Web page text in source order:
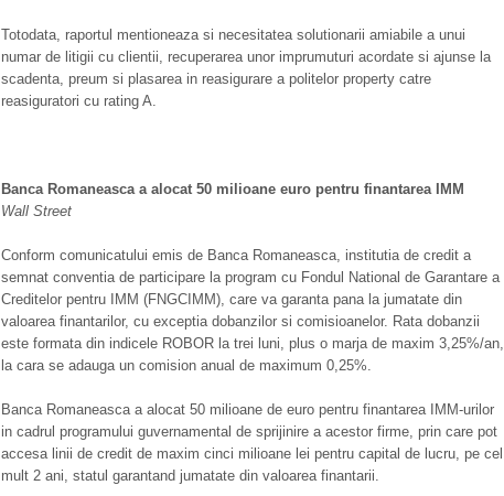
Totodata, raportul mentioneaza si necesitatea solutionarii amiabile a unui
numar de litigii cu clientii, recuperarea unor imprumuturi acordate si ajunse la
scadenta, preum si plasarea in reasigurare a politelor property catre
reasiguratori cu rating A.
Banca Romaneasca a alocat 50 milioane euro pentru finantarea IMM
Wall Street
Conform comunicatului emis de Banca Romaneasca, institutia de credit a
semnat conventia de participare la program cu Fondul National de Garantare a
Creditelor pentru IMM (FNGCIMM), care va garanta pana la jumatate din
valoarea finantarilor, cu exceptia dobanzilor si comisioanelor. Rata dobanzii
este formata din indicele ROBOR la trei luni, plus o marja de maxim 3,25%/an,
la cara se adauga un comision anual de maximum 0,25%.
Banca Romaneasca a alocat 50 milioane de euro pentru finantarea IMM-urilor
in cadrul programului guvernamental de sprijinire a acestor firme, prin care pot
accesa linii de credit de maxim cinci milioane lei pentru capital de lucru, pe cel
mult 2 ani, statul garantand jumatate din valoarea finantarii.